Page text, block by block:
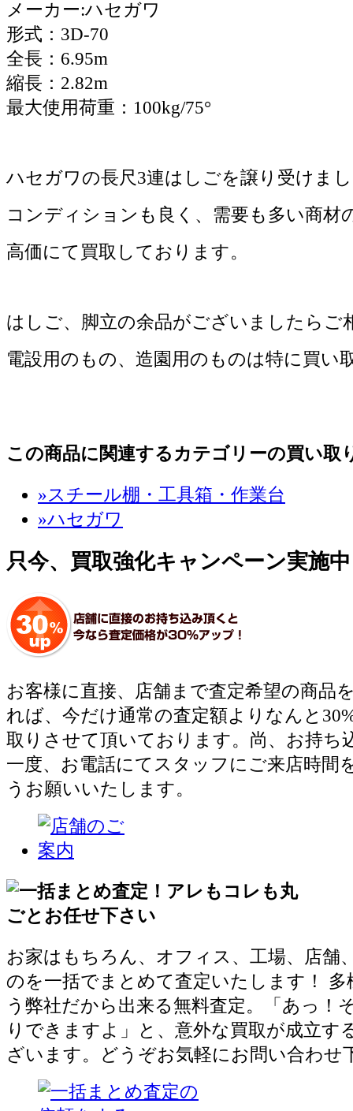
メーカー:ハセガワ
形式：3D-70
全長：6.95m
縮長：2.82m
最大使用荷重：100kg/75°
ハセガワの長尺3連はしごを譲り受けま
コンディションも良く、需要も多い商材
高価にて買取しております。
はしご、脚立の余品がございましたらご
電設用のもの、造園用のものは特に買い
この商品に関連するカテゴリーの買い取
»スチール棚・工具箱・作業台
»ハセガワ
只今、買取強化キャンペーン実施
お客様に直接、店舗まで査定希望の商品
れば、今だけ通常の査定額よりなんと
取りさせて頂いております。尚、お持ち
一度、お電話にてスタッフにご来店時間
うお願いいたします。
お家はもちろん、オフィス、工場、店舗
のを一括でまとめて査定いたします！ 多
う弊社だから出来る無料査定。「あっ！
りできますよ」と、意外な買取が成立す
ざいます。どうぞお気軽にお問い合わせ